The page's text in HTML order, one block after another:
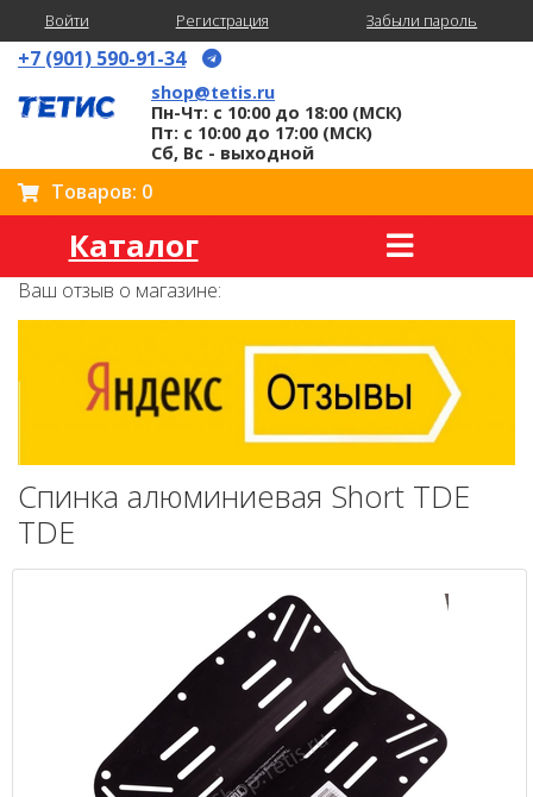
Войти Регистрация Забыли пароль
+7 (901) 590-91-34
shop@tetis.ru
Пн-Чт: с 10:00 до 18:00 (МСК)
Пт: с 10:00 до 17:00 (МСК)
Сб, Вс - выходной
Товаров: 0
Каталог
Ваш отзыв о магазине:
Спинка алюминиевая Short TDE
TDE